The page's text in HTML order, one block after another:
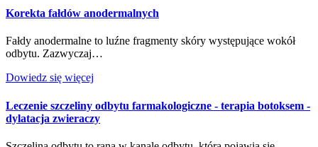
Korekta fałdów anodermalnych
Fałdy anodermalne to luźne fragmenty skóry występujące wokół
odbytu. Zazwyczaj…
Dowiedz się więcej
Leczenie szczeliny odbytu farmakologiczne - terapia botoksem -
dylatacja zwieraczy